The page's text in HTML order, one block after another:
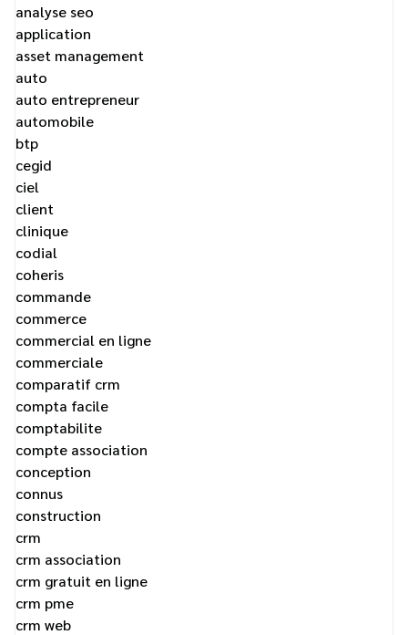
analyse seo
application
asset management
auto
auto entrepreneur
automobile
btp
cegid
ciel
client
clinique
codial
coheris
commande
commerce
commercial en ligne
commerciale
comparatif crm
compta facile
comptabilite
compte association
conception
connus
construction
crm
crm association
crm gratuit en ligne
crm pme
crm web